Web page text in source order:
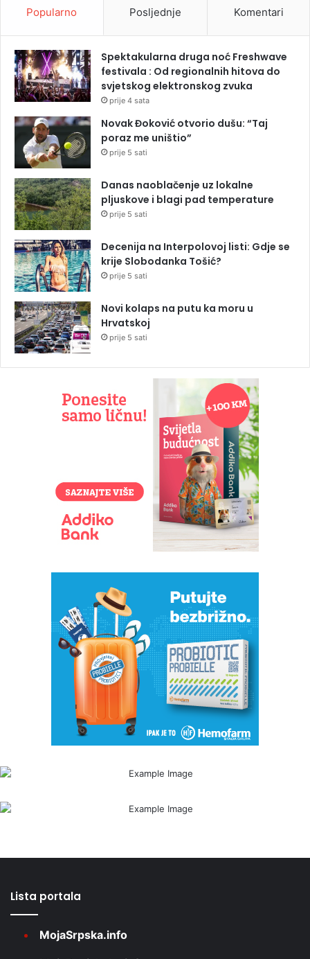
Popularno Posljednje Komentari
Spektakularna druga noć Freshwave
festivala : Od regionalnih hitova do
svjetskog elektronskog zvuka
prije 4 sata
Novak Đoković otvorio dušu: “Taj
poraz me uništio”
prije 5 sati
Danas naoblačenje uz lokalne
pljuskove i blagi pad temperature
prije 5 sati
Decenija na Interpolovoj listi: Gdje se
krije Slobodanka Tošić?
prije 5 sati
Novi kolaps na putu ka moru u
Hrvatskoj
prije 5 sati
Lista portala
MojaSrpska.info